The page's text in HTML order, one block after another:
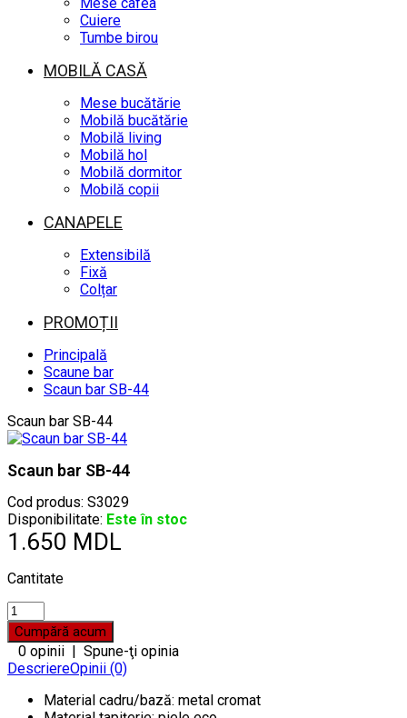
Cuiere
Tumbe birou
MOBILĂ CASĂ
Mese bucătărie
Mobilă bucătărie
Mobilă living
Mobilă hol
Mobilă dormitor
Mobilă copii
CANAPELE
Extensibilă
Fixă
Colțar
PROMOȚII
Principală
Scaune bar
Scaun bar SB-44
Scaun bar SB-44
Scaun bar SB-44
Cod produs: S3029
Disponibilitate: Este în stoc
1.650 MDL
Cantitate
0 opinii | Spune-ţi opinia
DescriereOpinii (0)
Material cadru/bază: metal cromat